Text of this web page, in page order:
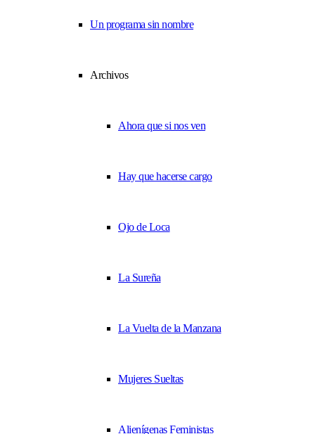
Un programa sin nombre
Archivos
Ahora que si nos ven
Hay que hacerse cargo
Ojo de Loca
La Sureña
La Vuelta de la Manzana
Mujeres Sueltas
Alienígenas Feministas